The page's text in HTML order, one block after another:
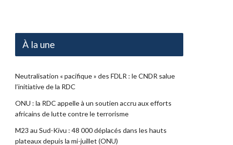
À la une
Neutralisation « pacifique » des FDLR : le CNDR salue
l’initiative de la RDC
ONU : la RDC appelle à un soutien accru aux efforts
africains de lutte contre le terrorisme
M23 au Sud-Kivu : 48 000 déplacés dans les hauts
plateaux depuis la mi-juillet (ONU)